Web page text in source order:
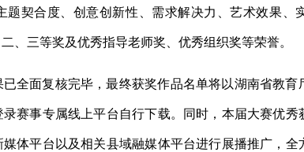
题契合度、创意创新性、需求解决力、艺术效果、
、三等奖及优秀指导老师奖、优秀组织奖等荣誉。
全面复核完毕，最终获奖作品名单将以湖南省教育
赛事专属线上平台自行下载。同时，本届大赛优秀
体平台以及相关县域融媒体平台进行展播推广，